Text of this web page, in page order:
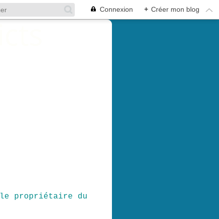
Connexion + Créer mon blog
propriétaire du